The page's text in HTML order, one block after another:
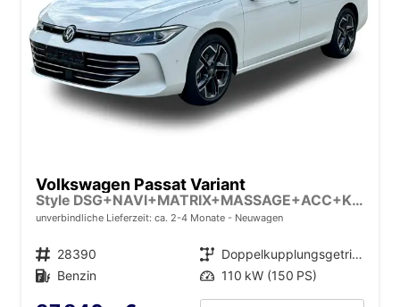
Volkswagen Passat Variant
Style DSG+NAVI+MATRIX+MASSAGE+ACC+KAMERA
unverbindliche Lieferzeit: ca. 2-4 Monate Neuwagen
Fahrzeugnr. 28390 Getriebe
Doppelkupplungsgetriebe (DSG)
Kraftstoff Benzin Leistung 110 kW (150 PS)